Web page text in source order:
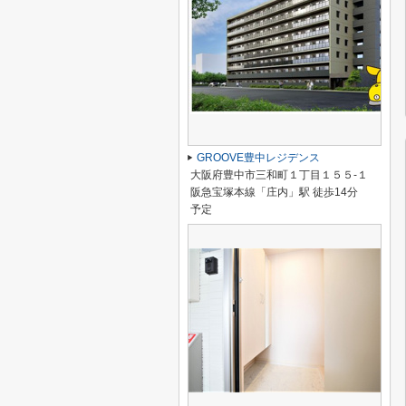
GROOVE豊中レジデンス
大阪府豊中市三和町１丁目１５５-１
阪急宝塚本線「庄内」駅 徒歩14分
予定